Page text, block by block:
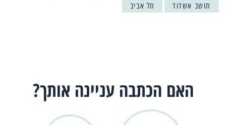
תושב אשדוד תל אביב
האם הכתבה עניינה אותך?